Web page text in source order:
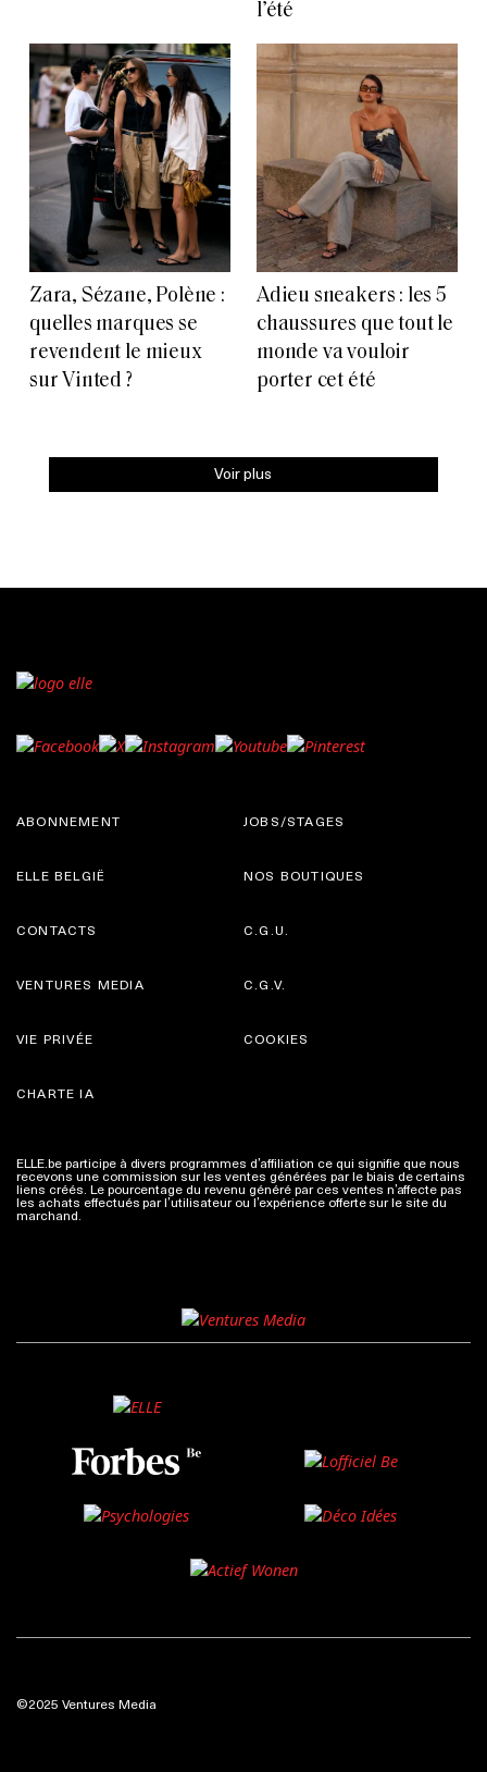
l’été
Zara, Sézane, Polène :
quelles marques se
revendent le mieux
sur Vinted ?
Adieu sneakers : les 5
chaussures que tout le
monde va vouloir
porter cet été
Voir plus
ABONNEMENT
ELLE BELGIË
JOBS/STAGES
NOS BOUTIQUES
CONTACTS
VENTURES MEDIA
C.G.U.
C.G.V.
VIE PRIVÉE
CHARTE IA
COOKIES
ELLE.be participe à divers programmes d’affiliation ce qui signifie que nous
recevons une commission sur les ventes générées par le biais de certains
liens créés. Le pourcentage du revenu généré par ces ventes n’affecte pas
les achats effectués par l’utilisateur ou l’expérience offerte sur le site du
marchand. Plus d'infos
©2025 Ventures Media